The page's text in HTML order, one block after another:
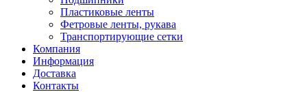
Пластиковые ленты
Фетровые ленты, рукава
Транспортирующие сетки
Компания
Информация
Доставка
Контакты